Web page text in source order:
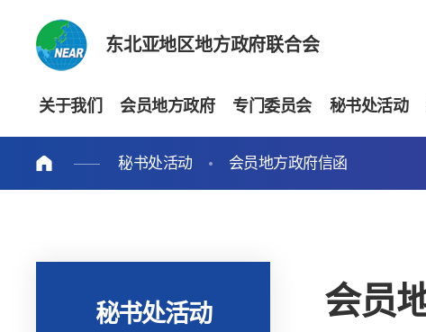
东北亚地区地方政府联合会
关于我们 会员地方政府 专门委员会 秘书处活动
秘书处活动 会员地方政府信函
秘书处活动 会员